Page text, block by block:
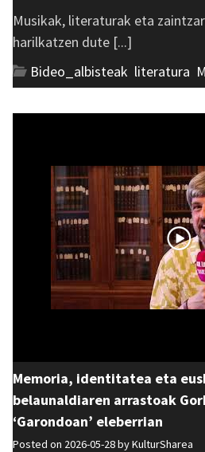
Musikak, literaturak eta
harilkatzen dute [...]
Bideo_albisteak literatura
Memoria, identitatea eta
belaunaldiaren arrastoak
‘Garondoan’ eleberrian
Posted on 2026-05-28 byKulturSharea